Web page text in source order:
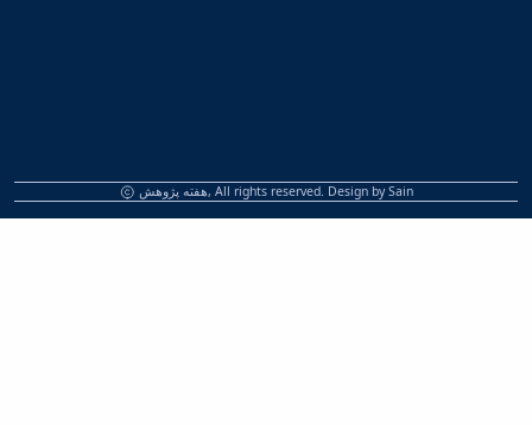
هفته پژوهش, All rights reserved. Design bySain